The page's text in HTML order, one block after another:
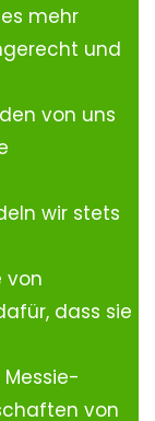
mehr
und
von uns
wir stets
von
dass sie
von